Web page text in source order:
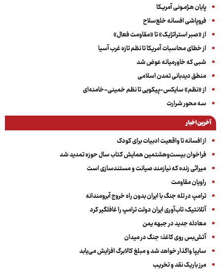
پایان هـژمـونی آمریـکا
فروپاشی افسانه خلع‌سلاح
از «صبر استراتژیک» تا «مقاومت فعال»
از خطای محاسبات آمریکا تا نظم تازه غرب آسیا
شبی که خاورمیانه عوض شد
منطق دیدبانی تمدن اسلامی
از «نظم» سایکس-پیکویی تا نظم خمینی-خامنه‌ای
سه‌ محور شرارت
آخرین اخبار
از افسانه تا واقعیت ادبیات برای کودک
فراخوان بیست‌وهشتمین همایش کتاب سال حوزه تمدید شد
میراثی زنده که نیازمند صیانت و مستندسازی است
راویان مقاومت
ترامپ در تله جنگ با ایران بدون راه خروج آبرومندانه
آتلانتیک: تاب‌آوری ایران دولت ترامپ را غافلگیر کرد
معادله جدید در جبهه یمن
آتش‌بس روی کاغذ؛ جنگ در میدان
سایپا واگذار خواهد شد و مبلغ کالابرگ افزایش می‌یابد
مرز باریک نقد و تخریب